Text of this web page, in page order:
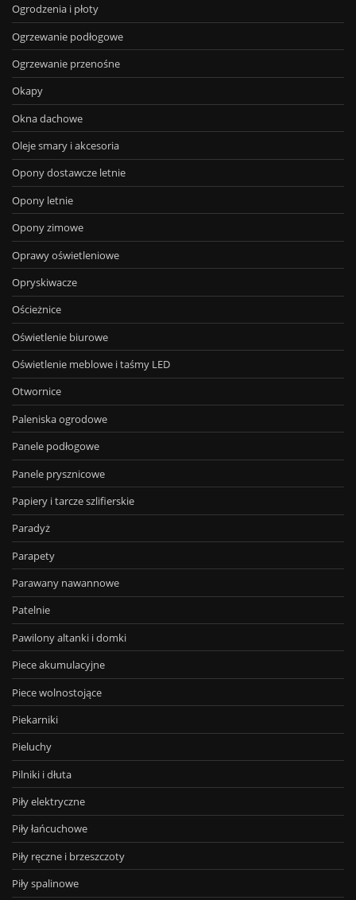
Ogrodzenia i płoty
Ogrzewanie podłogowe
Ogrzewanie przenośne
Okapy
Okna dachowe
Oleje smary i akcesoria
Opony dostawcze letnie
Opony letnie
Opony zimowe
Oprawy oświetleniowe
Opryskiwacze
Ościeżnice
Oświetlenie biurowe
Oświetlenie meblowe i taśmy LED
Otwornice
Paleniska ogrodowe
Panele podłogowe
Panele prysznicowe
Papiery i tarcze szlifierskie
Paradyż
Parapety
Parawany nawannowe
Patelnie
Pawilony altanki i domki
Piece akumulacyjne
Piece wolnostojące
Piekarniki
Pieluchy
Pilniki i dłuta
Piły elektryczne
Piły łańcuchowe
Piły ręczne i brzeszczoty
Piły spalinowe